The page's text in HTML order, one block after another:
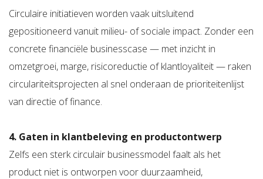
Circulaire initiatieven worden vaak uitsluitend
gepositioneerd vanuit milieu- of sociale impact. Zonder een
concrete financiële businesscase — met inzicht in
omzetgroei, marge, risicoreductie of klantloyaliteit — raken
circulariteitsprojecten al snel onderaan de prioriteitenlijst
van directie of finance.
4. Gaten in klantbeleving en productontwerp
Zelfs een sterk circulair businessmodel faalt als het
product niet is ontworpen voor duurzaamheid,